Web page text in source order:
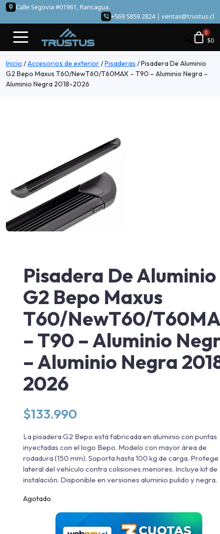
Calle Segovia #01961, Rancagua.
+569 5859 2824 | ventas@trustus.cl
$0
Inicio /Accesorios de exterior/Pisaderas /Pisadera De Aluminio
G2 Bepo Maxus T60/NewT60/T60MAX – T90 – Aluminio Negra –
Aluminio Negra 2018-2026
Pisadera De Aluminio
G2 Bepo Maxus
T60/NewT60/
– T90 – Aluminio
– Aluminio Negra
2026
$133.990
La pisadera G2 Bepo está fabricada en aluminio con puntas
inyectadas con el logo Bepo. Modelo con mayor área de
rodadura (150 mm). Soporta hasta 100 kg de carga. Protege
lateral del vehículo contra colisiones menores. Incluye kit de
instalación. Disponible en versiones aluminio pulido y negra.
Agotado